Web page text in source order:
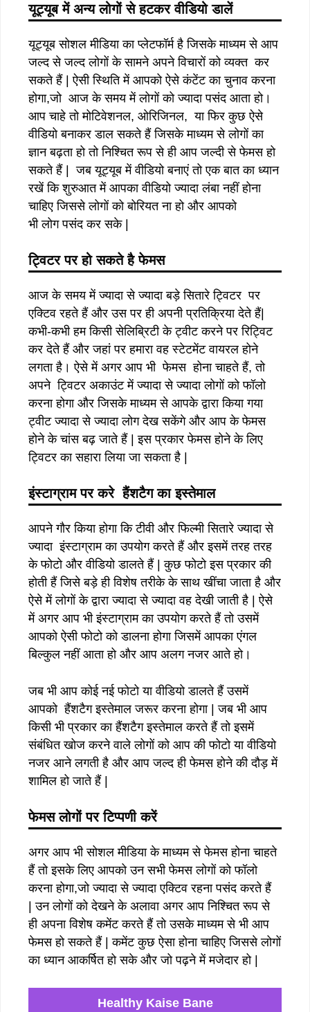
यूट्यूब में अन्य लोगों से हटकर वीडियो डालें
यूट्यूब सोशल मीडिया का प्लेटफॉर्म है जिसके माध्यम से आप
जल्द से जल्द लोगों के सामने अपने विचारों को व्यक्त कर
सकते हैं | ऐसी स्थिति में आपको ऐसे कंटेंट का चुनाव करना
होगा,जो आज के समय में लोगों को ज्यादा पसंद आता हो।
आप चाहे तो मोटिवेशनल, ओरिजिनल, या फिर कुछ ऐसे
वीडियो बनाकर डाल सकते हैं जिसके माध्यम से लोगों का
ज्ञान बढ़ता हो तो निश्चित रूप से ही आप जल्दी से फेमस हो
सकते हैं | जब यूट्यूब में वीडियो बनाएं तो एक बात का ध्यान
रखें कि शुरुआत में आपका वीडियो ज्यादा लंबा नहीं होना
चाहिए जिससे लोगों को बोरियत ना हो और आपको
भी लोग पसंद कर सके |
ट्विटर पर हो सकते है फेमस
आज के समय में ज्यादा से ज्यादा बड़े सितारे ट्विटर पर
एक्टिव रहते हैं और उस पर ही अपनी प्रतिक्रिया देते हैं|
कभी-कभी हम किसी सेलिब्रिटी के ट्वीट करने पर रिट्विट
कर देते हैं और जहां पर हमारा वह स्टेटमेंट वायरल होने
लगता है। ऐसे में अगर आप भी फेमस होना चाहते हैं, तो
अपने ट्विटर अकाउंट में ज्यादा से ज्यादा लोगों को फॉलो
करना होगा और जिसके माध्यम से आपके द्वारा किया गया
ट्वीट ज्यादा से ज्यादा लोग देख सकेंगे और आप के फेमस
होने के चांस बढ़ जाते हैं | इस प्रकार फेमस होने के लिए
ट्विटर का सहारा लिया जा सकता है |
इंस्टाग्राम पर करे हैंशटैग का इस्तेमाल
आपने गौर किया होगा कि टीवी और फिल्मी सितारे ज्यादा से
ज्यादा इंस्टाग्राम का उपयोग करते हैं और इसमें तरह तरह
के फोटो और वीडियो डालते हैं | कुछ फोटो इस प्रकार की
होती हैं जिसे बड़े ही विशेष तरीके के साथ खींचा जाता है और
ऐसे में लोगों के द्वारा ज्यादा से ज्यादा वह देखी जाती है | ऐसे
में अगर आप भी इंस्टाग्राम का उपयोग करते हैं तो उसमें
आपको ऐसी फोटो को डालना होगा जिसमें आपका एंगल
बिल्कुल नहीं आता हो और आप अलग नजर आते हो।
जब भी आप कोई नई फोटो या वीडियो डालते हैं उसमें
आपको हैंशटैग इस्तेमाल जरूर करना होगा | जब भी आप
किसी भी प्रकार का हैंशटैग इस्तेमाल करते हैं तो इसमें
संबंधित खोज करने वाले लोगों को आप की फोटो या वीडियो
नजर आने लगती है और आप जल्द ही फेमस होने की दौड़ में
शामिल हो जाते हैं |
फेमस लोगों पर टिप्पणी करें
अगर आप भी सोशल मीडिया के माध्यम से फेमस होना चाहते
हैं तो इसके लिए आपको उन सभी फेमस लोगों को फॉलो
करना होगा,जो ज्यादा से ज्यादा एक्टिव रहना पसंद करते हैं
| उन लोगों को देखने के अलावा अगर आप निश्चित रूप से
ही अपना विशेष कमेंट करते हैं तो उसके माध्यम से भी आप
फेमस हो सकते हैं | कमेंट कुछ ऐसा होना चाहिए जिससे लोगों
का ध्यान आकर्षित हो सके और जो पढ़ने में मजेदार हो |
Healthy Kaise Bane